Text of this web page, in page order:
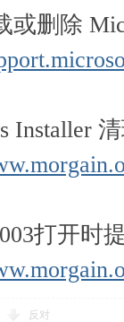
删除
Installer
打开时
反对